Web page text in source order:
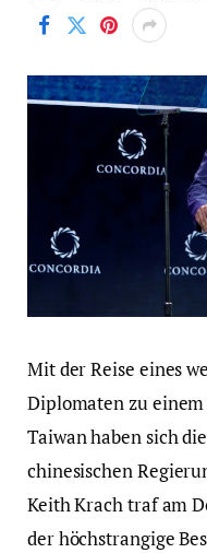
Mit der Reise eines
Diplomaten zu
Taiwan haben sich
chinesischen
Keith Krach traf am
der höchstrangige